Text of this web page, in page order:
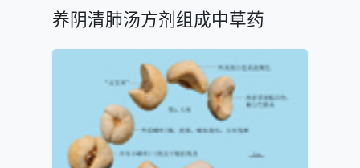
养阴清肺汤方剂组成中草药